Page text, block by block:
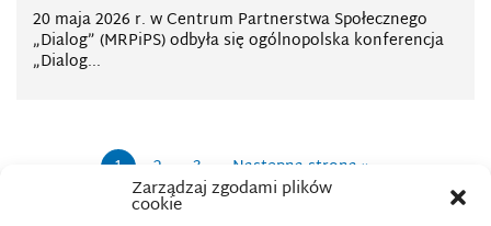
Zarządzaj zgodami plików
cookie
20 maja 2026 r. w Centrum Partnerstwa Społecznego
„Dialog” (MRPiPS) odbyła się ogólnopolska konferencja
„Dialog...
1 2 3 Następna strona »